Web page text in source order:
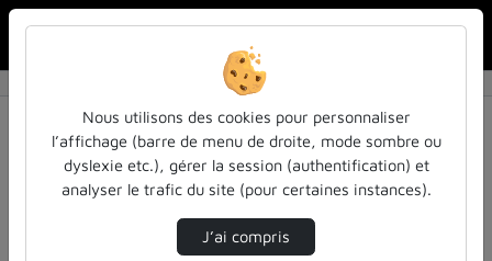
Résultats de la recherche
Filtres actifs (cliquer pour en retirer) :
Français
colloques-et-conferences
ia-lintelligence-artificielle-approches-et-usages-a-
Nous utilisons des cookies pour personnaliser
l’affichage (barre de menu de droite, mode sombre ou
dyslexie etc.), gérer la session (authentification) et
analyser le trafic du site (pour certaines instances).
J’ai compris